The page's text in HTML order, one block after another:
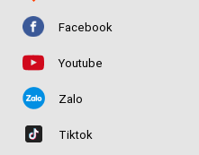
Facebook
Youtube
Zalo
Tiktok